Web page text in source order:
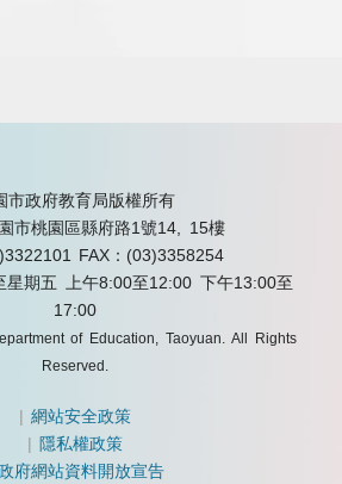
市政府教育局版權所有
市桃園區縣府路1號14, 15樓
FAX：(03)3358254
星期五 上午8:00至12:00 下午13:00至
17:00
of Education, Taoyuan. All Rights
Reserved.
|網站安全政策
| 隱私權政策
府網站資料開放宣告